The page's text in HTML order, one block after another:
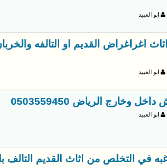
ابو العبيد
ابو العبيد
وخارج الرياض 0503559450
ابو العبيد
في التخلص من اثاث القديم التالف بالرياض